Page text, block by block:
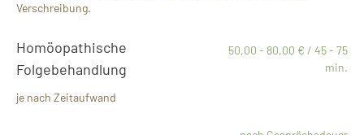
Verschreibung.
Homöopathische
Folgebehandlung
50,00 - 80,00 € / 45 - 75
min.
je nach Zeitaufwand